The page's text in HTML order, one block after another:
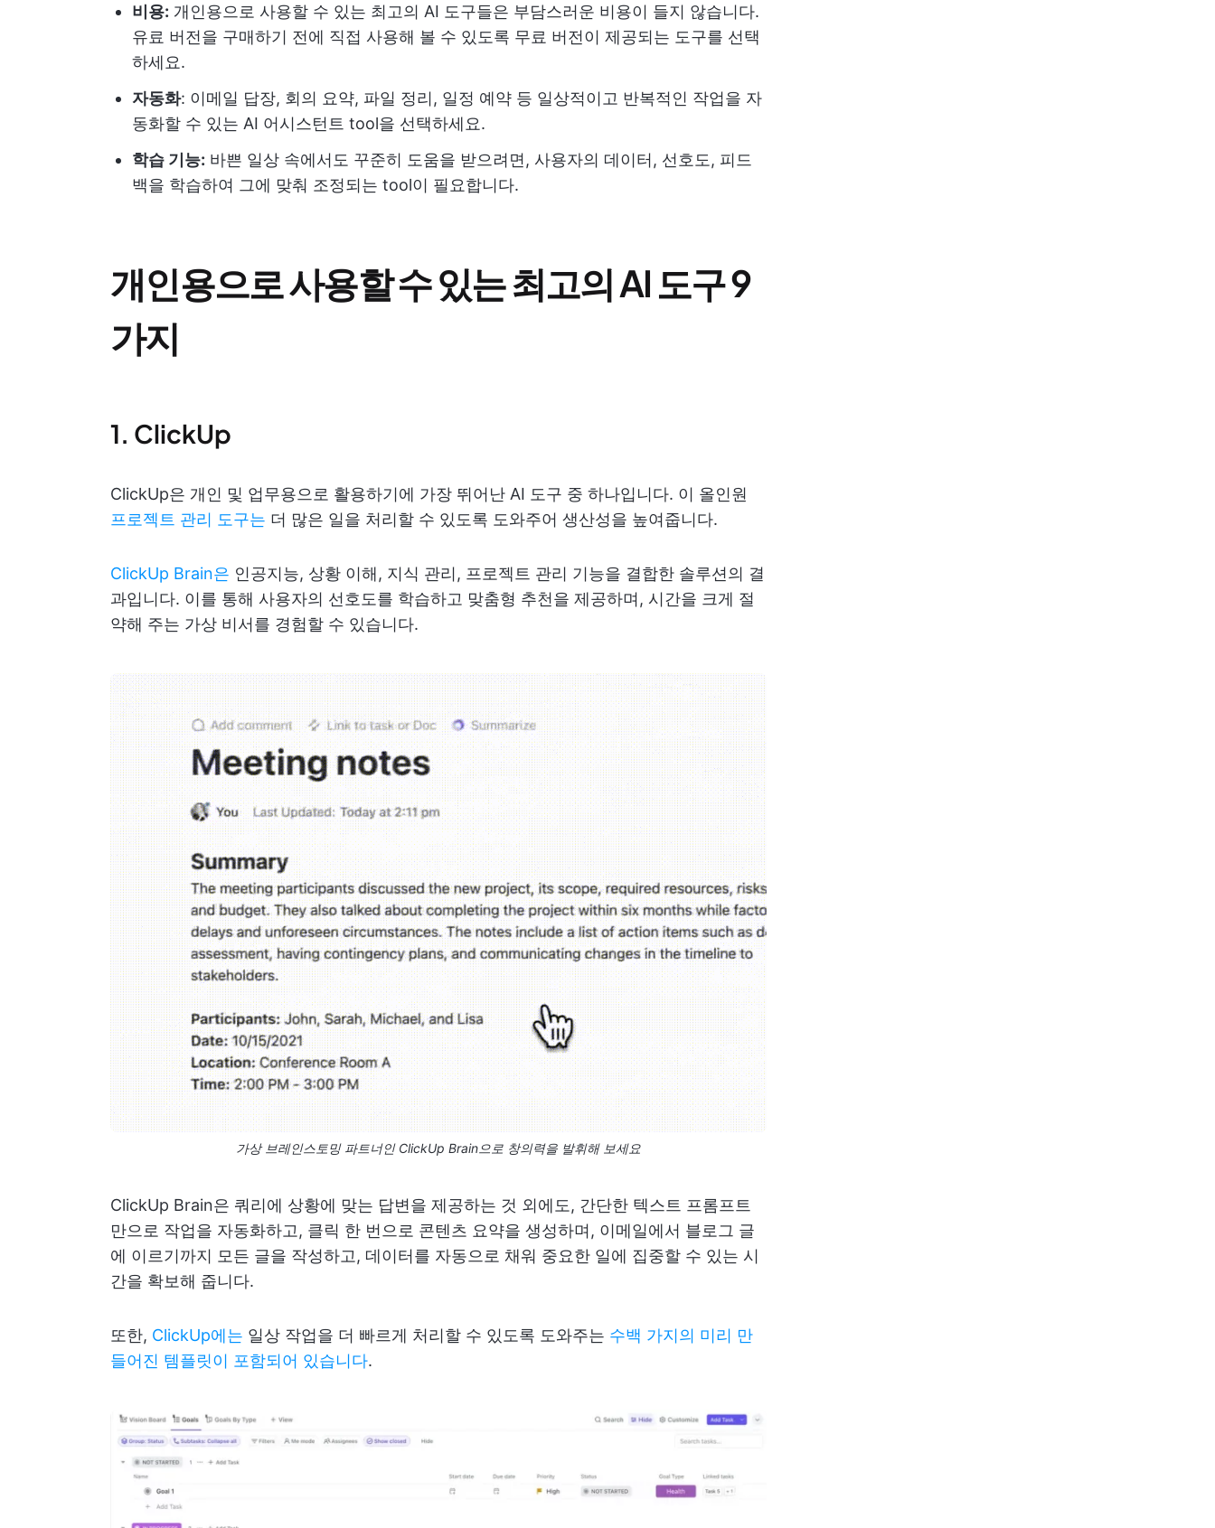
비용: 개인용으로 사용할 수 있는 최고의 AI 도구들은 부담스러운 비용이 들지 않습니다.
유료 버전을 구매하기 전에 직접 사용해 볼 수 있도록 무료 버전이 제공되는 도구를 선택
하세요.
자동화: 이메일 답장, 회의 요약, 파일 정리, 일정 예약 등 일상적이고 반복적인 작업을 자
동화할 수 있는 AI 어시스턴트 tool을 선택하세요.
학습 기능: 바쁜 일상 속에서도 꾸준히 도움을 받으려면, 사용자의 데이터, 선호도, 피드
백을 학습하여 그에 맞춰 조정되는 tool이 필요합니다.
개인용으로 사용할 수 있는 최고의 AI 도구 9
가지
1. ClickUp
ClickUp은 개인 및 업무용으로 활용하기에 가장 뛰어난 AI 도구 중 하나입니다. 이 올인원
프로젝트 관리 도구는 더 많은 일을 처리할 수 있도록 도와주어 생산성을 높여줍니다.
ClickUp Brain은 인공지능, 상황 이해, 지식 관리, 프로젝트 관리 기능을 결합한 솔루션의 결
과입니다. 이를 통해 사용자의 선호도를 학습하고 맞춤형 추천을 제공하며, 시간을 크게 절
약해 주는 가상 비서를 경험할 수 있습니다.
가상 브레인스토밍 파트너인 ClickUp Brain으로 창의력을 발휘해 보세요
ClickUp Brain은 쿼리에 상황에 맞는 답변을 제공하는 것 외에도, 간단한 텍스트 프롬프트
만으로 작업을 자동화하고, 클릭 한 번으로 콘텐츠 요약을 생성하며, 이메일에서 블로그 글
에 이르기까지 모든 글을 작성하고, 데이터를 자동으로 채워 중요한 일에 집중할 수 있는 시
간을 확보해 줍니다.
또한, ClickUp에는 일상 작업을 더 빠르게 처리할 수 있도록 도와주는 수백 가지의 미리 만
들어진 템플릿이 포함되어 있습니다.